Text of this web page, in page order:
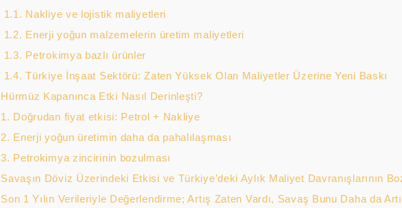
1.1. Nakliye ve lojistik maliyetleri
1.2. Enerji yoğun malzemelerin üretim maliyetleri
1.3. Petrokimya bazlı ürünler
1.4. Türkiye İnşaat Sektörü: Zaten Yüksek Olan Maliyetler Üzerine Yeni Baskı
Hürmüz Kapanınca Etki Nasıl Derinleşti?
1. Doğrudan fiyat etkisi: Petrol + Nakliye
2. Enerji yoğun üretimin daha da pahalılaşması
3. Petrokimya zincirinin bozulması
Savaşın Döviz Üzerindeki Etkisi ve Türkiye’deki Aylık Maliyet Davranışlarının
Son 1 Yılın Verileriyle Değerlendirme; Artış Zaten Vardı, Savaş Bunu Daha da